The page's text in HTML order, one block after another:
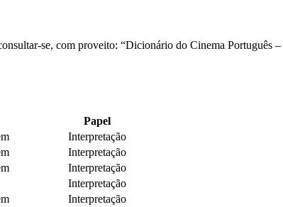
se, com proveito: “Dicionário do Cinema
Papel
Interpretação
Interpretação
Interpretação
Interpretação
Interpretação